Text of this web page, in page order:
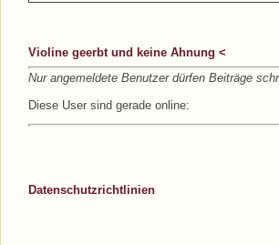
Violine geerbt und keine Ahnung <
Nur angemeldete Benutzer dürfen Beiträge
Diese User sind gerade online:
Datenschutzrichtlinien